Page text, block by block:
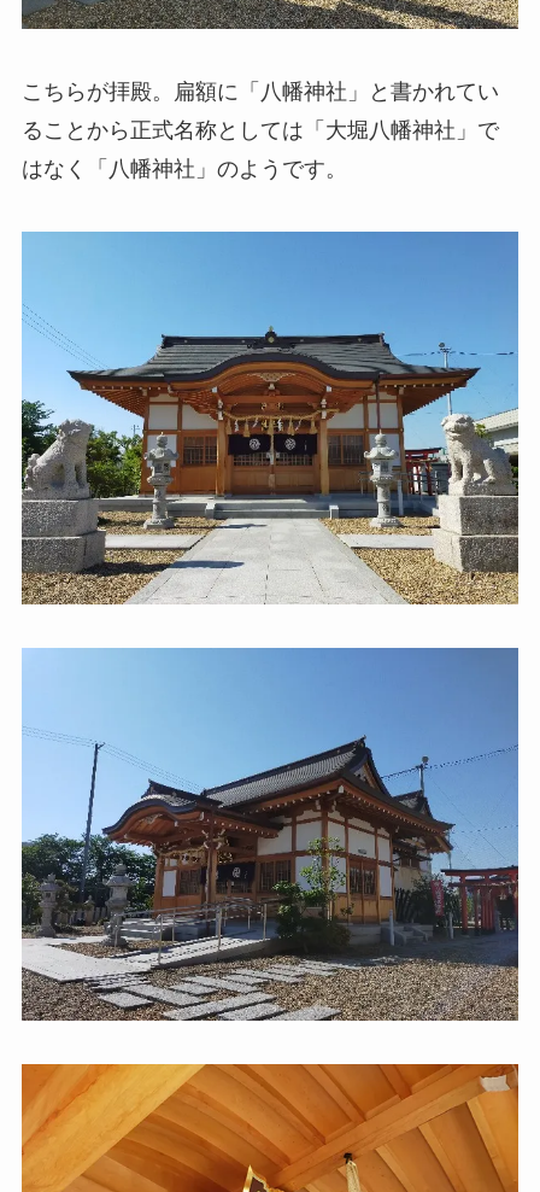
こちらが拝殿。扁額に「八幡神社」と書かれてい
ることから正式名称としては「大堀八幡神社」で
はなく「八幡神社」のようです。